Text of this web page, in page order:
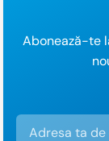
Abonează-te